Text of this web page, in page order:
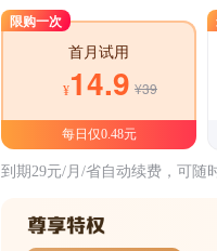
限购一次
首月试用
¥14.9 ¥39
每日仅0.48元
到期29元/月/省自动续费，可随